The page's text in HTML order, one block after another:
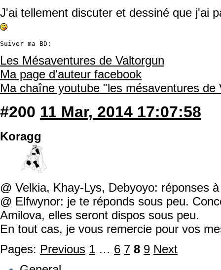
J'ai tellement discuter et dessiné que j'ai
Suiver ma BD:
Les Mésaventures de Valtorgun
Ma page d'auteur facebook
Ma chaîne youtube "les mésaventures de
#200 11 Mar, 2014 17:07:58
Koragg
@ Velkia, Khay-Lys, Debyoyo: réponses
@ Elfwynor: je te réponds sous peu.
Amilova, elles seront dispos sous peu.
En tout cas, je vous remercie pour vos
Pages: Previous 1 … 6 7 8 9 Next